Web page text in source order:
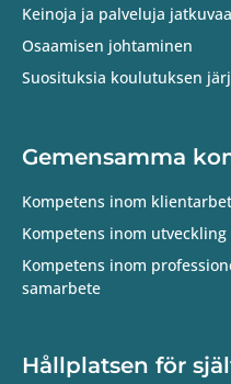
Keinoja ja palveluja
Osaamisen johtaminen
Suosituksia koulutuksen
Gemensamma
Kompetens inom
Kompetens inom
Kompetens inom
samarbete
Hållplatsen för